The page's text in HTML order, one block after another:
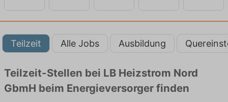
Teilzeit Alle Jobs Ausbildung
Teilzeit-Stellen bei LB Heizstrom Nord
GbmH beim Energieversorger finden